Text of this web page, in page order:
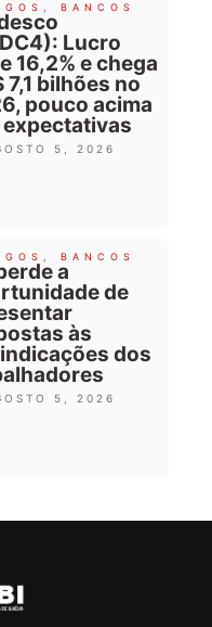
BANCOS
Lucro
16,2% e chega
7,1 bilhões no
pouco acima
5, 2026
BANCOS
a
de
às
dos
5, 2026